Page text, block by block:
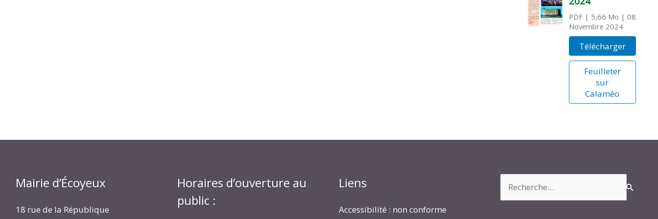
PDF| 5,66 Mo | 08
Novembre 2024
Télécharger
Feuilleter
sur
Calaméo
Mairie d’Écoyeux
18 rue de la République
Horaires d’ouverture au
public :
Liens
Accessibilité : non conforme